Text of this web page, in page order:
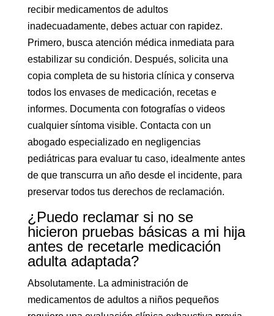
recibir medicamentos de adultos
inadecuadamente, debes actuar con rapidez.
Primero, busca atención médica inmediata para
estabilizar su condición. Después, solicita una
copia completa de su historia clínica y conserva
todos los envases de medicación, recetas e
informes. Documenta con fotografías o videos
cualquier síntoma visible. Contacta con un
abogado especializado en negligencias
pediátricas para evaluar tu caso, idealmente antes
de que transcurra un año desde el incidente, para
preservar todos tus derechos de reclamación.
¿Puedo reclamar si no se
hicieron pruebas básicas a mi hija
antes de recetarle medicación
adulta adaptada?
Absolutamente. La administración de
medicamentos de adultos a niños pequeños